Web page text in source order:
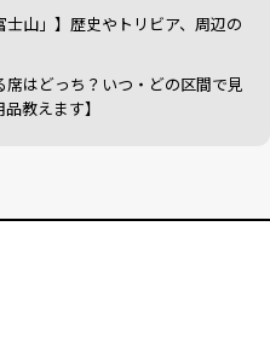
士山」】歴史やトリビア、周辺の
はどっち？いつ・どの区間で見
教えます】